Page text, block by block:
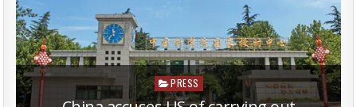
Posted
in
PRESS